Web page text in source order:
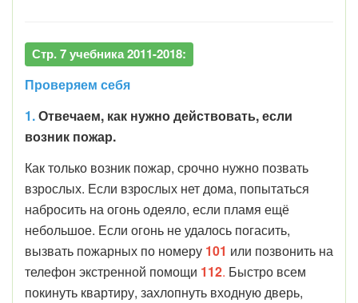
Стр. 7 учебника 2011-2018:
Проверяем себя
1.Отвечаем, как нужно действовать, если
возник пожар.
Как только возник пожар, срочно нужно позвать
взрослых. Если взрослых нет дома, попытаться
набросить на огонь одеяло, если пламя ещё
небольшое. Если огонь не удалось погасить,
вызвать пожарных по номеру 101 или позвонить на
телефон экстренной помощи 112. Быстро всем
покинуть квартиру, захлопнуть входную дверь,